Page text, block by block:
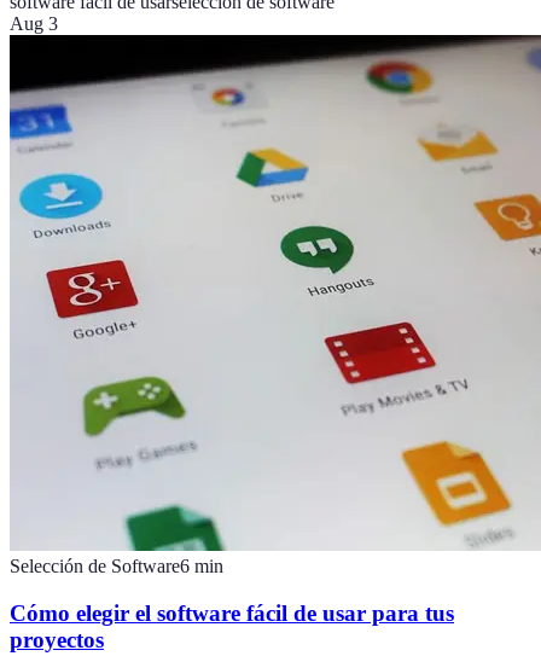
Aug 3
Selección de Software6 min
Cómo elegir el software fácil de usar para tus
proyectos